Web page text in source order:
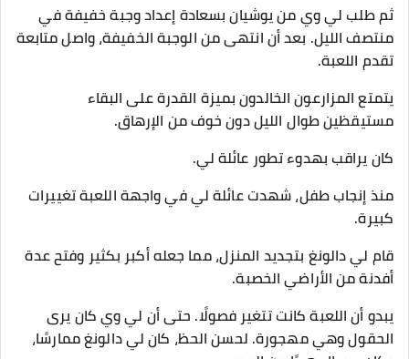
ثم طلب لي وي من يوشيان بسعادة إعداد وجبة خفيفة في
منتصف الليل. بعد أن انتهى من الوجبة الخفيفة، واصل متابعة
تقدم اللعبة.
يتمتع المزارعون الخالدون بميزة القدرة على البقاء
مستيقظين طوال الليل دون خوف من الإرهاق.
كان يراقب بهدوء تطور عائلة لي.
منذ إنجاب طفل، شهدت عائلة لي في واجهة اللعبة تغييرات
كبيرة.
قام لي دالونغ بتجديد المنزل، مما جعله أكبر بكثير وفتح عدة
أفدنة من الأراضي الخصبة.
يبدو أن اللعبة كانت تتغير فصولًا. حتى أن لي وي كان يرى
الحقول وهي مهجورة. لحسن الحظ، كان لي دالونغ ممارسًا،